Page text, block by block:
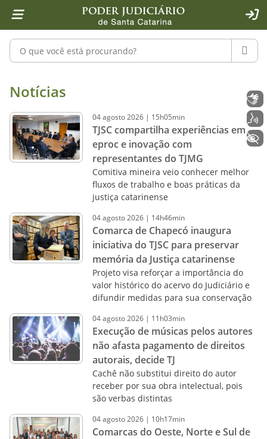
1 Ir para o conteúdo
2 Ir para a ferramenta de acessibilidade - Rybená
4 Ir para o menu principal
5 Ir para a pesquisa
6 Ir para o rodapé
7 Ir para a página inicial
Pesquisar no portal
Notícias - Imprensa - Poder
Notícias
04agosto2026 | 15h05min
TJSC compartilha experiências em
eproc e inovação com
representantes do TJMG
Comitiva mineira veio conhecer melhor
fluxos de trabalho e boas práticas da
justiça catarinense
04agosto2026 | 14h46min
Comarca de Chapecó inaugura
iniciativa do TJSC para preservar
memória da Justiça catarinense
Projeto visa reforçar a importância do
valor histórico do acervo do Judiciário e
difundir medidas para sua conservação
04agosto2026 | 11h03min
Execução de músicas pelos autores
não afasta pagamento de direitos
autorais, decide TJ
Cachê não substitui direito do autor
receber por sua obra intelectual, pois
são verbas distintas
04agosto2026 | 10h17min
Comarcas do Oeste, Norte e Sul de
+ Acessibilidade